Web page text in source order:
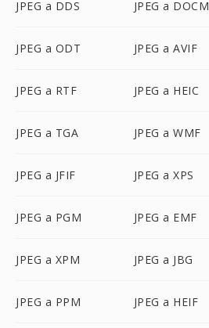
JPEG a DDS JPEG a DOCM
JPEG a ODT JPEG a AVIF
JPEG a RTF JPEG a HEIC
JPEG a TGA JPEG a WMF
JPEG a JFIF JPEG a XPS
JPEG a PGM JPEG a EMF
JPEG a XPM JPEG a JBG
JPEG a PPM JPEG a HEIF